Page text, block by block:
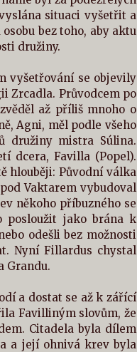
situaci vyšetřit a
bez toho, aby aktu
družiny.
vyšetřování se objevily
Zrcadla. Průvodcem po
až příliš mnoho o
Agni, měl podle všeho
družiny mistra Súlina.
dcera, Favilla (Popel).
hlouběji: Původní válka
Vaktarem vybudoval
někoho příbuzného se
posloužit jako brána k
odešli bez možnosti
Nyní Fillardus chystal
Grandu.
a dostat se až k zářící
Favilliným slovům, že
Citadela byla dílem
a její ohnivá krev byla